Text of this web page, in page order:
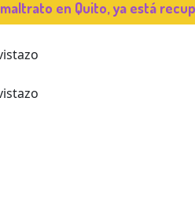
maltrato en Quito, ya está